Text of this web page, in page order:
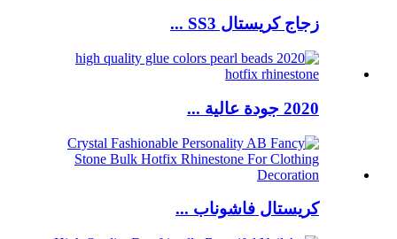
زجاج كريستال SS3 ...
2020 جودة عالية ...
كريستال فاشوناب ...